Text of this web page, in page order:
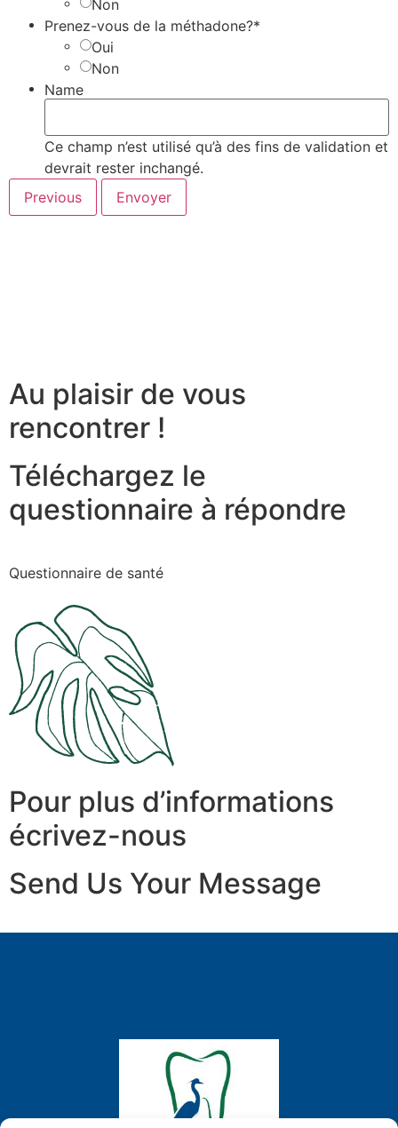
Non
Prenez-vous de la méthadone?*
Oui
Non
Name
Ce champ n’est utilisé qu’à des fins de validation et
devrait rester inchangé.
Au plaisir de vous
rencontrer !
Téléchargez le
questionnaire à répondre
Questionnaire de santé
Pour plus d’informations
écrivez-nous
Send Us Your Message